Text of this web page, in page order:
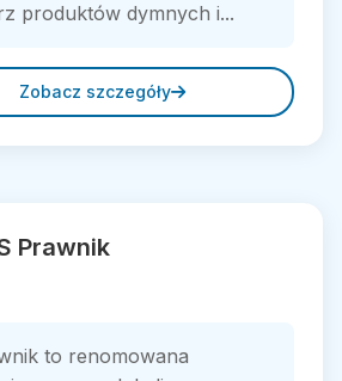
produktów dymnych i...
Zobacz szczegóły
Prawnik
to renomowana